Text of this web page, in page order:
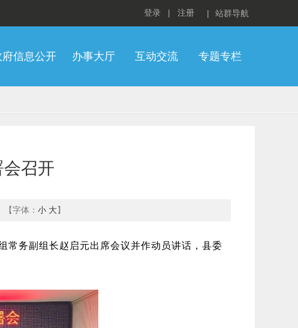
登录 | 注册 | 站群导航
府信息公开 办事大厅 互动交流 专题专栏
召开
【字体： 小 大】
常务副组长赵启元出席会议并作动员讲话，县委